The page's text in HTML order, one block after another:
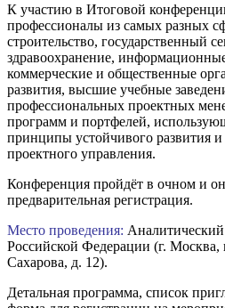
К участию в Итоговой
профессионалы из самых разных
строительство, государственный
здравоохранение,
коммерческие и общественные
развития, высшие учебные
профессиональных проектных
программ и портфелей,
принципы устойчивого развития
проектного управления.
Конференция пройдёт в очном и
предварительная регистрация.
Место проведения:
Российской Федерации (г. Москва,
Сахарова, д. 12).
Детальная программа, список